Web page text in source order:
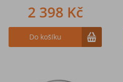
2 398 Kč
Do košíku